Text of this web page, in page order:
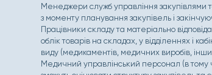
Менеджери служб управління закупівлями
з моменту планування закупівель і
Працівники складу та матеріально
облік товарів на складах, у відділеннях і
виду (медикаментів, медичних виробів,
Медичний управлінський персонал (в тому